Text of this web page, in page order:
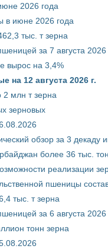
2026 года
в июне 2026 года
тыс. т зерна
за 7 августа 2026
вырос на 3,4%
12 августа 2026 г.
2 млн т зерна
зерновых
обзор за 3 декаду
более 36 тыс.
реализации
пшеницы
тыс. т зерна
за 6 августа 2026
тонн зерна